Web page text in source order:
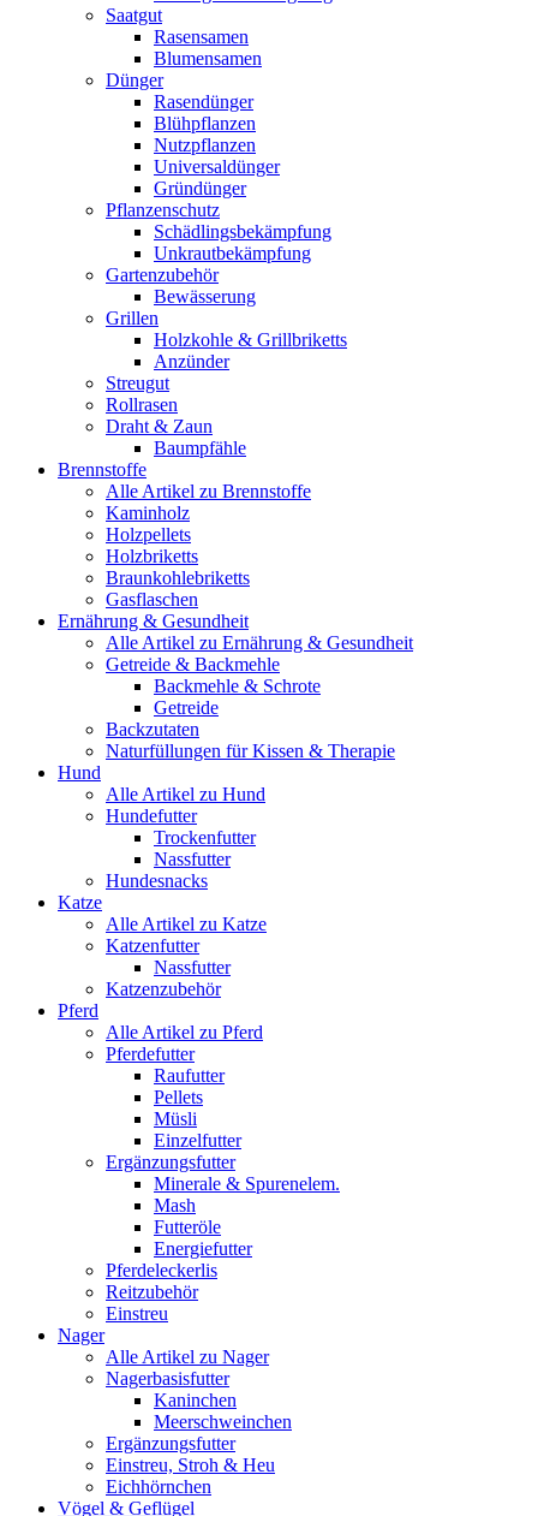
Saatgut
Rasensamen
Blumensamen
Dünger
Rasendünger
Blühpflanzen
Nutzpflanzen
Universaldünger
Gründünger
Pflanzenschutz
Schädlingsbekämpfung
Unkrautbekämpfung
Gartenzubehör
Bewässerung
Grillen
Holzkohle & Grillbriketts
Anzünder
Streugut
Rollrasen
Draht & Zaun
Baumpfähle
Brennstoffe
Alle Artikel zu Brennstoffe
Kaminholz
Holzpellets
Holzbriketts
Braunkohlebriketts
Gasflaschen
Ernährung & Gesundheit
Alle Artikel zu Ernährung & Gesundheit
Getreide & Backmehle
Backmehle & Schrote
Getreide
Backzutaten
Naturfüllungen für Kissen & Therapie
Hund
Alle Artikel zu Hund
Hundefutter
Trockenfutter
Nassfutter
Hundesnacks
Katze
Alle Artikel zu Katze
Katzenfutter
Nassfutter
Katzenzubehör
Pferd
Alle Artikel zu Pferd
Pferdefutter
Raufutter
Pellets
Müsli
Einzelfutter
Ergänzungsfutter
Minerale & Spurenelem.
Mash
Futteröle
Energiefutter
Pferdeleckerlis
Reitzubehör
Einstreu
Nager
Alle Artikel zu Nager
Nagerbasisfutter
Kaninchen
Meerschweinchen
Ergänzungsfutter
Einstreu, Stroh & Heu
Eichhörnchen
Vögel & Geflügel